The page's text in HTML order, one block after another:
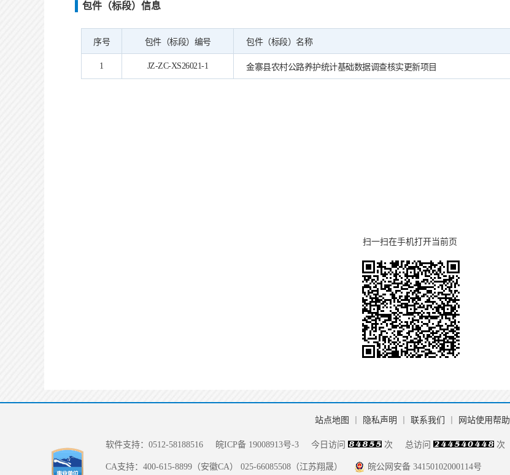
包件（标段）信息
序号 包件（标段）编号 包件（标段）名称
1 JZ-ZC-XS26021-1 金寨县农村公路养护统计基础数据调查核实更新项目
扫一扫在手机打开当前页
站点地图 隐私声明 联系我们 网站使用帮助
软件支持：0512-58188516 皖ICP备 19008913号-3 今日访问 次 总访问 次
CA支持：400-615-8899（安徽CA） 025-66085508（江苏翔晟） 皖公网安备 34150102000114号